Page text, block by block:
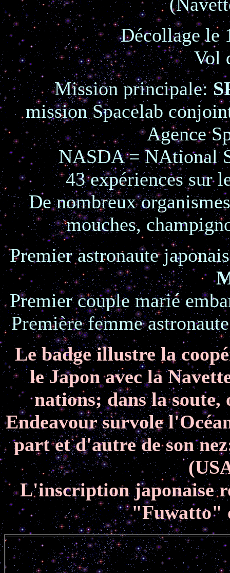
Décollage le
Vol
Mission principale:
mission Spacelab
Agence
NASDA = NAtional
43 expériences sur
De nombreux
mouches,
Premier astronaute
Premier couple marié
Première femme
Le badge illustre la
le Japon avec la
nations; dans la
Endeavour survole
part et d'autre de son
L'inscription japonaise
"Fuwatto"